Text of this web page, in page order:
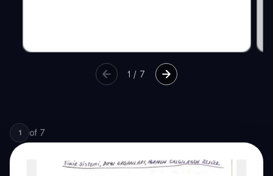
1 / 7
1 of 7